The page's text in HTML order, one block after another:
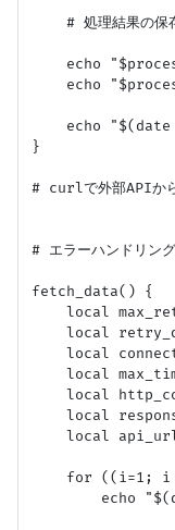
# 処理結果の保
echo
echo
echo "$(date
}
# curlで外部APIか
# エラーハンドリン
fetch_data() {
local
local
local
local
local
local
local
for ((i=1;
echo